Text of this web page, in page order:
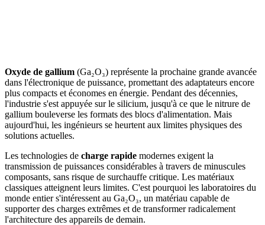
Oxyde de gallium (Ga₂O₃) représente la prochaine grande avancée
dans l'électronique de puissance, promettant des adaptateurs encore
plus compacts et économes en énergie. Pendant des décennies,
l'industrie s'est appuyée sur le silicium, jusqu'à ce que le nitrure de
gallium bouleverse les formats des blocs d'alimentation. Mais
aujourd'hui, les ingénieurs se heurtent aux limites physiques des
solutions actuelles.
Les technologies de charge rapide modernes exigent la
transmission de puissances considérables à travers de minuscules
composants, sans risque de surchauffe critique. Les matériaux
classiques atteignent leurs limites. C'est pourquoi les laboratoires du
monde entier s'intéressent au Ga₂O₃, un matériau capable de
supporter des charges extrêmes et de transformer radicalement
l'architecture des appareils de demain.